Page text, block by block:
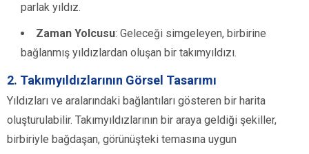
parlak yıldız.
Zaman Yolcusu: Geleceği simgeleyen, birbirine
bağlanmış yıldızlardan oluşan bir takımyıldızı.
2. Takımyıldızlarının Görsel Tasarımı
Yıldızları ve aralarındaki bağlantıları gösteren bir harita
oluşturulabilir. Takımyıldızlarının bir araya geldiği şekiller,
birbiriyle bağdaşan, görünüşteki temasına uygun